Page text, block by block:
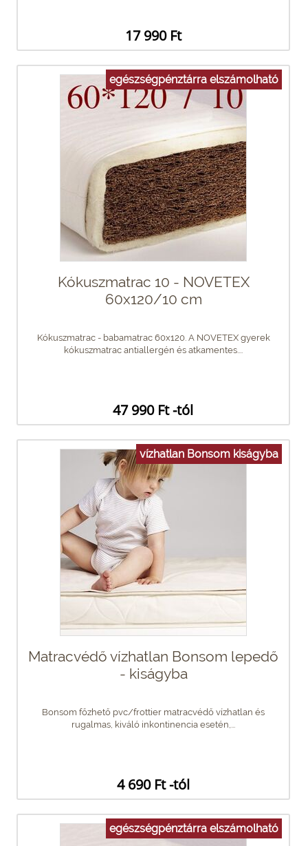
17 990 Ft
egészségpénztárra elszámolható
Kókuszmatrac 10 - NOVETEX
60x120/10 cm
Kókuszmatrac - babamatrac 60x120. A NOVETEX gyerek
kókuszmatrac antiallergén és atkamentes....
47 990 Ft -tól
vízhatlan Bonsom kiságyba
Matracvédő vízhatlan Bonsom lepedő
- kiságyba
Bonsom főzhető pvc/frottier matracvédő vízhatlan és
rugalmas, kiváló inkontinencia esetén,...
4 690 Ft -tól
egészségpénztárra elszámolható